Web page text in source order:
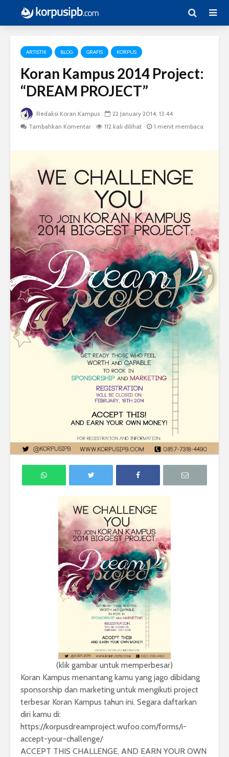
ARTISTIK BLOG GRAFIS KORPUS
Koran Kampus 2014 Project:
“DREAM PROJECT”
Redaksi Koran Kampus
22 January 2014, 13:44
Tambahkan Komentar
112 kali dilihat 1 menit membaca
(klik gambar untuk memperbesar)
Koran Kampus menantang kamu yang jago dibidang
sponsorship dan marketing untuk mengikuti project
terbesar Koran Kampus tahun ini. Segara daftarkan
diri kamu di:
https://korpusdreamproject.wufoo.com/forms/i-
accept-your-challenge/
ACCEPT THIS CHALLENGE, AND EARN YOUR OWN